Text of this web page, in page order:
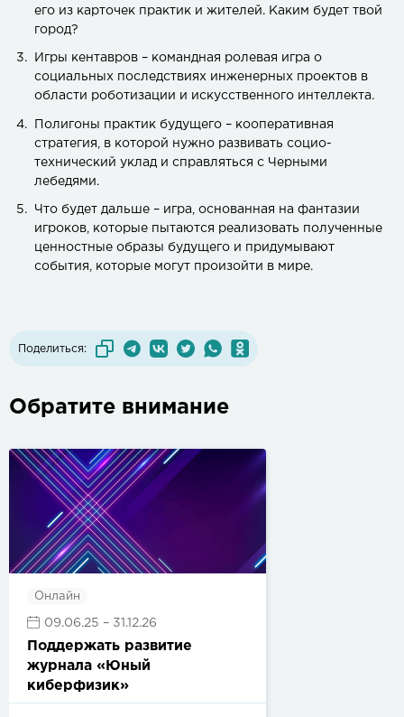
его из карточек практик и жителей. Каким будет твой
город?
Игры кентавров – командная ролевая игра о
социальных последствиях инженерных проектов в
области роботизации и искусственного интеллекта.
Полигоны практик будущего – кооперативная
стратегия, в которой нужно развивать социо-
технический уклад и справляться с Черными
лебедями.
Что будет дальше – игра, основанная на фантазии
игроков, которые пытаются реализовать полученные
ценностные образы будущего и придумывают
события, которые могут произойти в мире.
Поделиться:
Обратите внимание
Онлайн
09.06.25 – 31.12.26
Поддержать развитие
журнала «Юный
киберфизик»